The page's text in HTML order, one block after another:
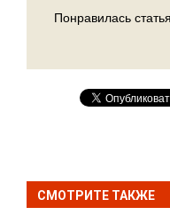
Понравилась
СМОТРИТЕ ТАКЖЕ